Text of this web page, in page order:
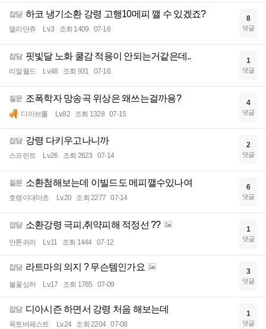
잡담 하코 냉기소환 강령 고행10메피 깰 수 있겠죠?
델리만쥬 Lv.3 조회 1409 07-16
8
댓글
잡담 핏빛달 노화 쿨감 적용이 안되는거같은데..
리얼월드 Lv.48 조회 931 07-16
1
댓글
질문 조폭학자 망송곡 위상은 왜쓰는걸까용?
디아브롤 Lv.82 조회 1328 07-15
4
댓글
잡담 강령 다키우고나니까
스프린트 Lv.26 조회 2623 07-14
2
댓글
질문 소환첨해보는데 이빌드도 메피깰수있나여
호랭이대마초 Lv.20 조회 2277 07-14
6
댓글
잡담 소환강령 극피,취약피해 적정선 ??
안톤쉬러 Lv.11 조회 1444 07-12
1
댓글
잡담 라트마의 의지 ? 무슨템인가요
불꽃싱하 Lv.17 조회 1765 07-09
3
댓글
잡담 디아시즌 하면서 강령 처음 해보는데
옥토버페스트 Lv.24 조회 2204 07-08
1
댓글